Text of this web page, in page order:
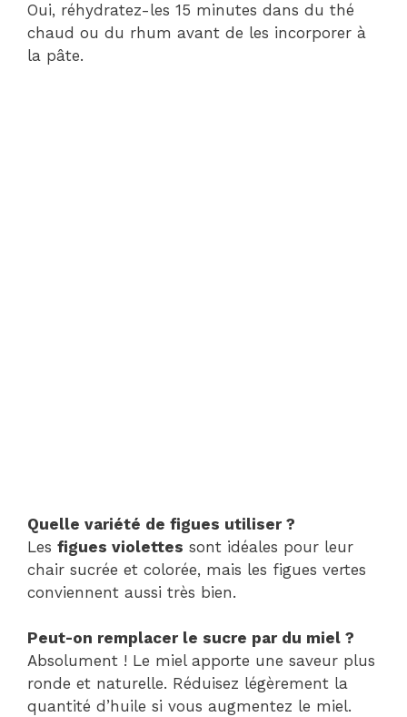
Oui, réhydratez-les 15 minutes dans du thé
chaud ou du rhum avant de les incorporer à
la pâte.
Quelle variété de figues utiliser ?
Les figues violettes sont idéales pour leur
chair sucrée et colorée, mais les figues vertes
conviennent aussi très bien.
Peut-on remplacer le sucre par du miel ?
Absolument ! Le miel apporte une saveur plus
ronde et naturelle. Réduisez légèrement la
quantité d’huile si vous augmentez le miel.